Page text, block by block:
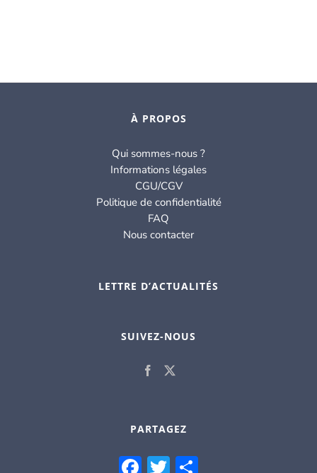
À PROPOS
Qui sommes-nous ?
Informations légales
CGU/CGV
Politique de confidentialité
FAQ
Nous contacter
LETTRE D’ACTUALITÉS
SUIVEZ-NOUS
PARTAGEZ
Facebook
Twitter